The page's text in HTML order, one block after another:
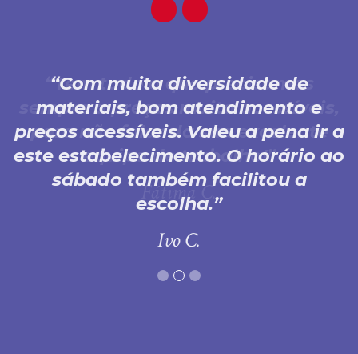
Com muita diversidade de
materiais, bom atendimento e
preços acessíveis. Valeu a pena ir a
este estabelecimento. O horário ao
sábado também facilitou a
escolha.
Ivo C.